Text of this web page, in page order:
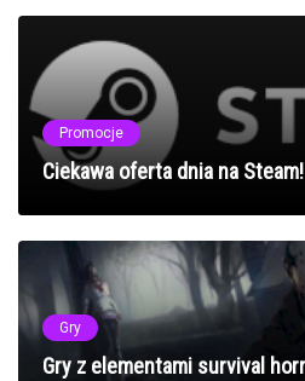
Promocje
Ciekawa oferta dnia na Steam!
Gry
Gry z elementami survival